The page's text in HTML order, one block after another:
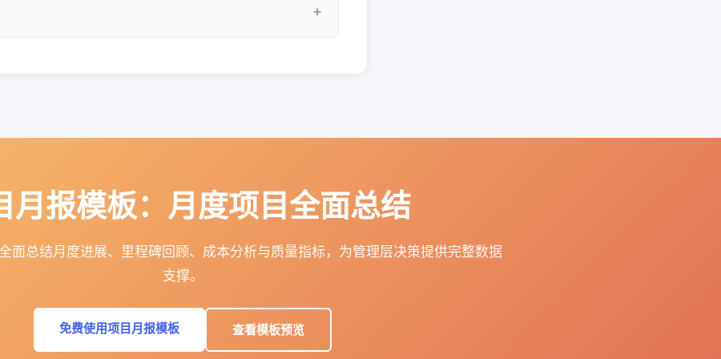
月报模板：月度项目全面总结
面总结月度进展、里程碑回顾、成本分析与质量指标，为管理层决策提供完整数据
支撑。
免费使用项目月报模板 查看模板预览